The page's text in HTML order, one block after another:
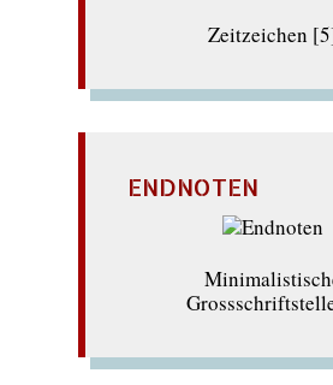
Zeitzeichen
ENDNOTEN